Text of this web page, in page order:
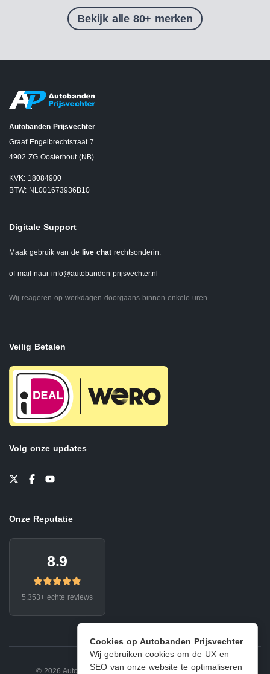
Cookies op Autobanden Prijsvechter
Wij gebruiken cookies om de UX en
SEO van onze website te optimaliseren
Bekijk alle 80+ merken
Autobanden Prijsvechter
Graaf Engelbrechtstraat 7
4902 ZG Oosterhout (NB)
KVK: 18084900
BTW: NL001673936B10
Digitale Support
Maak gebruik van de live chat rechtsonderin.
of mail naar info@autobanden-prijsvechter.nl
Wij reageren op werkdagen doorgaans binnen enkele uren.
Veilig Betalen
Volg onze updates
Onze Reputatie
8.9
5.353+ echte reviews
© 2026 Autobanden Prijsvechter. Privacy | Voorwaarden